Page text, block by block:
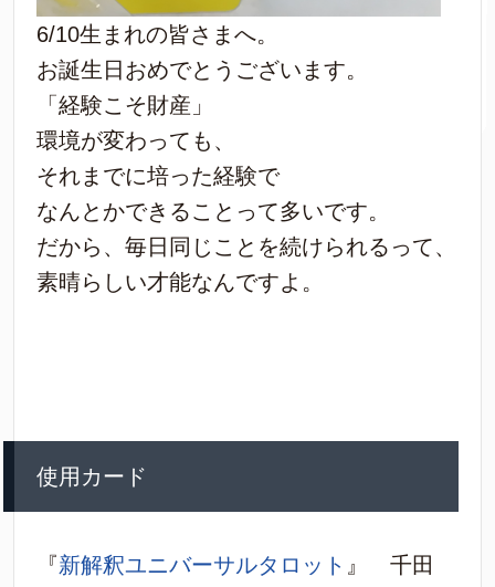
6/10生まれの皆さまへ。
お誕生日おめでとうございます。
「経験こそ財産」
環境が変わっても、
それまでに培った経験で
なんとかできることって多いです。
だから、毎日同じことを続けられるって、
素晴らしい才能なんですよ。
使用カード
『新解釈ユニバーサルタロット 』 千田